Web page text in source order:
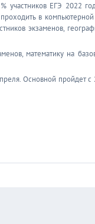
ЕГЭ 2022
проходить в
экзаменов,
математику на
Основной пройдет